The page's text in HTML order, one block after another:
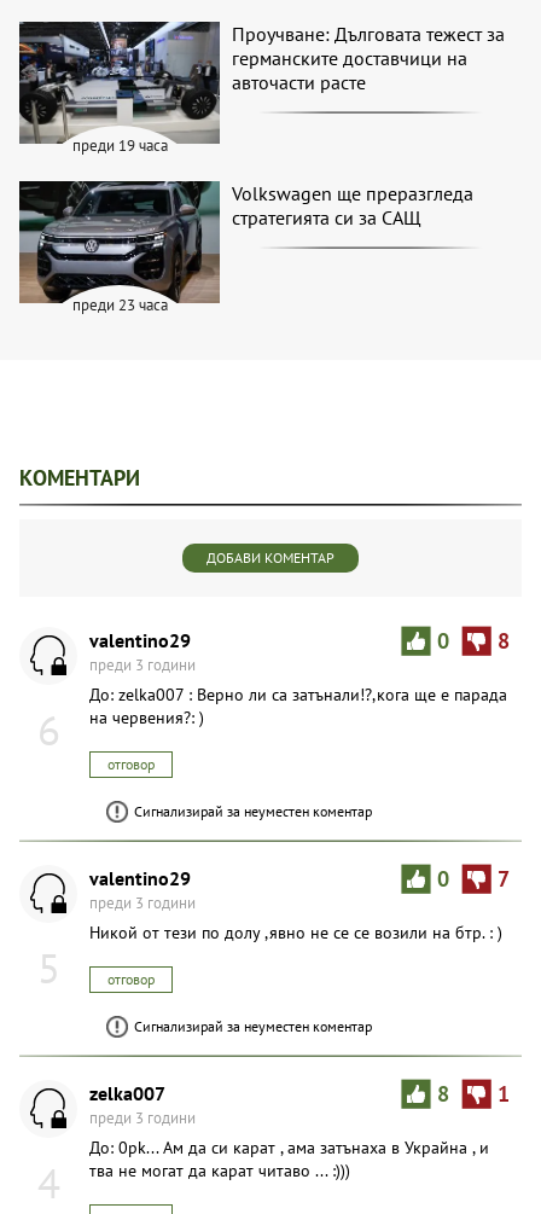
преди 19 часа
Проучване: Дълговата тежест за
германските доставчици на
авточасти расте
преди 23 часа
Volkswagen ще преразгледа
стратегията си за САЩ
КОМЕНТАРИ
ДОБАВИ КОМЕНТАР
6
0 8
valentino29
преди 3 години
До: zelka007 : Верно ли са затънали!?,кога ще е парада
на червения?: )
отговор
Сигнализирай за неуместен коментар
5
0 7
valentino29
преди 3 години
Никой от тези по долу ,явно не се се возили на бтр. : )
отговор
Сигнализирай за неуместен коментар
4
8 1
zelka007
преди 3 години
До: 0pk... Ам да си кaрат , ама затънаха в Украйна , и
тва не могат да карат читаво ... :)))